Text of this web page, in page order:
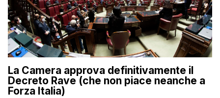
La Camera approva definitivamente il
Decreto Rave (che non piace neanche a
Forza Italia)